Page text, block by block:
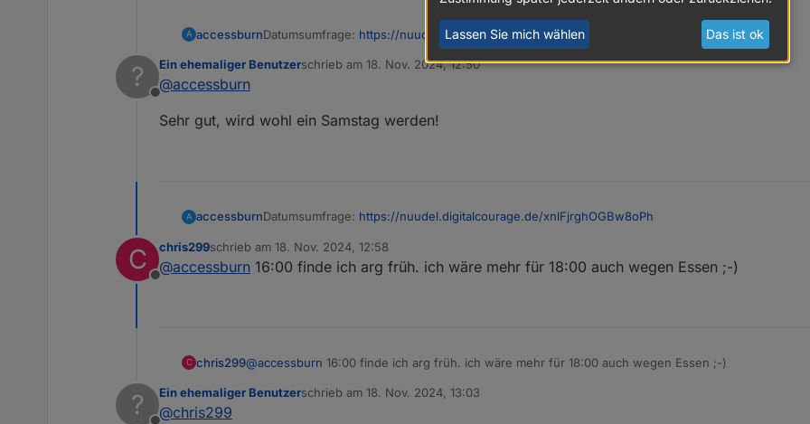
A accessburnDatumsumfrage: https://nuudel.digitalcourage.de/xnlFjrghOGBw8oPh
Reservierung kann ich halt erst nach einem Ergebnis erfragen.
?
Offline
Ein ehemaliger Benutzerschrieb am 18. Nov. 2024, 12:50
zuletzt editiert von
@accessburn
Sehr gut, wird wohl ein Samstag werden!
A accessburnDatumsumfrage: https://nuudel.digitalcourage.de/xnlFjrghOGBw8oPh
Reservierung kann ich halt erst nach einem Ergebnis erfragen.
C
Offline
chris299schrieb am 18. Nov. 2024, 12:58
zuletzt editiert von
@accessburn 16:00 finde ich arg früh. ich wäre mehr für 18:00 auch wegen Essen ;-)
C chris299@accessburn 16:00 finde ich arg früh. ich wäre mehr für 18:00 auch wegen Essen ;-)
? Ein ehemaliger Benutzerschrieb am 18. Nov. 2024, 13:03
zuletzt editiert von
@chris299
Lassen Sie mich wählen Das ist ok